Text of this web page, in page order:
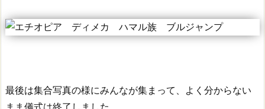
最後は集合写真の様にみんなが集まって、よく分からない